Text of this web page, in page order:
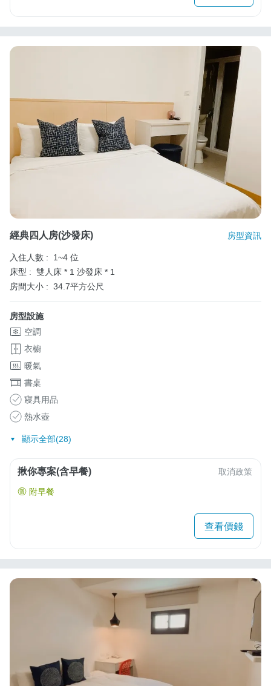
經典四人房(沙發床) 房型資訊
入住人數 :
1~4 位
床型 : 雙人床 * 1 沙發床 * 1
房間大小 : 34.7平方公尺
房型設施
空調
衣櫥
暖氣
書桌
寢具用品
熱水壺
顯示全部(28)
揪你專案(含早餐) 取消政策
附早餐
查看價錢